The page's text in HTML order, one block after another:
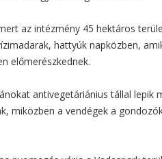
az intézmény 45 hektáros
hattyúk napközben,
előmerészkednek.
antivegetáriánius tállal lepik
miközben a vendégek a